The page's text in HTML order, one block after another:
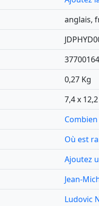
anglais,
0,27 Kg
7,4 x
Où est
Ajoutez
Jean-
Ludovic